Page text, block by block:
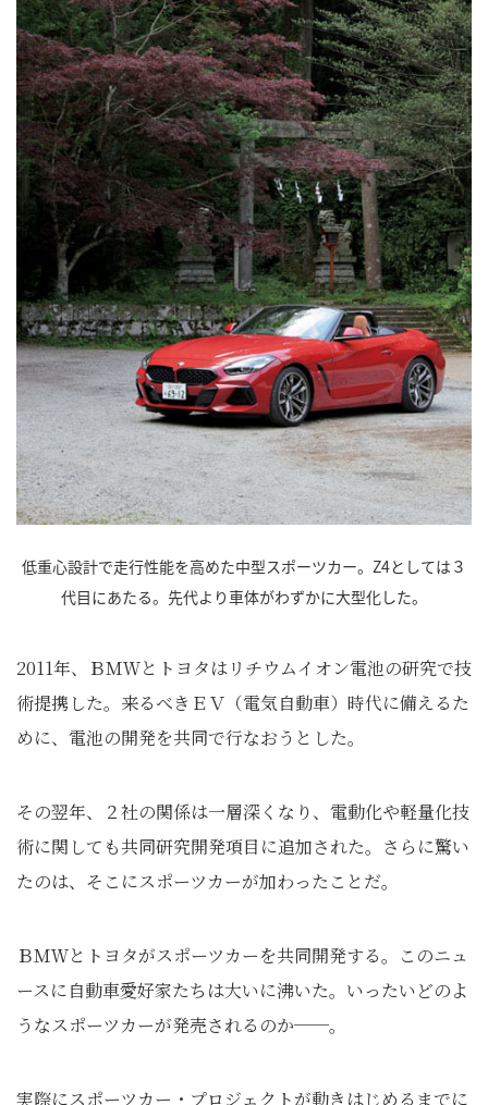
低重心設計で走行性能を高めた中型スポーツカー。Z4としては３
代目にあたる。先代より車体がわずかに大型化した。
2011年、ＢＭＷとトヨタはリチウムイオン電池の研究で技
術提携した。来るべきＥＶ（電気自動車）時代に備えるた
めに、電池の開発を共同で行なおうとした。
その翌年、２社の関係は一層深くなり、電動化や軽量化技
術に関しても共同研究開発項目に追加された。さらに驚い
たのは、そこにスポーツカーが加わったことだ。
ＢＭＷとトヨタがスポーツカーを共同開発する。このニュ
ースに自動車愛好家たちは大いに沸いた。いったいどのよ
うなスポーツカーが発売されるのか──。
実際にスポーツカー・プロジェクトが動きはじめるまでに